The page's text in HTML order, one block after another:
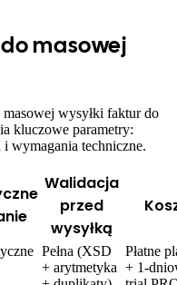
masowej
wysyłki faktur do
kluczowe parametry:
wymagania techniczne.
Walidacja
przed
wysyłką
Pełna (XSD
+ arytmetyka
Płatne
+ 1-